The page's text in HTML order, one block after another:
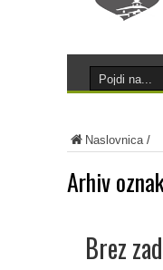
Naslovnica/
Arhiv
Brez